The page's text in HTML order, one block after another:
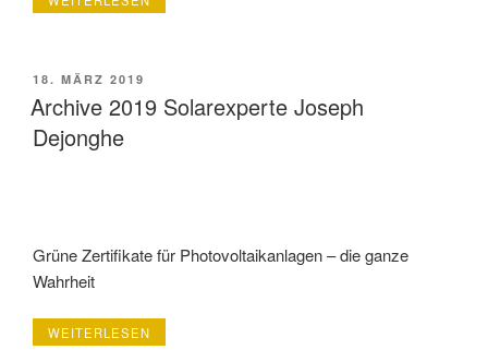
2019
VERÖFFENTLICHT
AM
18. MÄRZ 2019
Archive 2019 Solarexperte Joseph
Dejonghe
Grüne Zertifikate für Photovoltaikanlagen – die ganze
Wahrheit
„ARCHIVE
2019
WEITERLESEN